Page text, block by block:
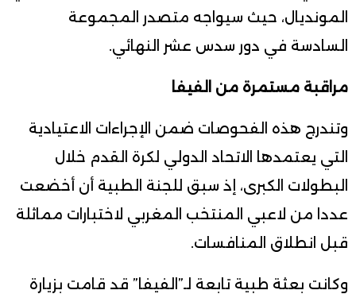
المونديال، حيث سيواجه متصدر المجموعة
السادسة في دور سدس عشر النهائي.
مراقبة مستمرة من الفيفا
وتندرج هذه الفحوصات ضمن الإجراءات الاعتيادية
التي يعتمدها الاتحاد الدولي لكرة القدم خلال
البطولات الكبرى، إذ سبق للجنة الطبية أن أخضعت
عددا من لاعبي المنتخب المغربي لاختبارات مماثلة
قبل انطلاق المنافسات.
وكانت بعثة طبية تابعة لـ”الفيفا” قد قامت بزيارة